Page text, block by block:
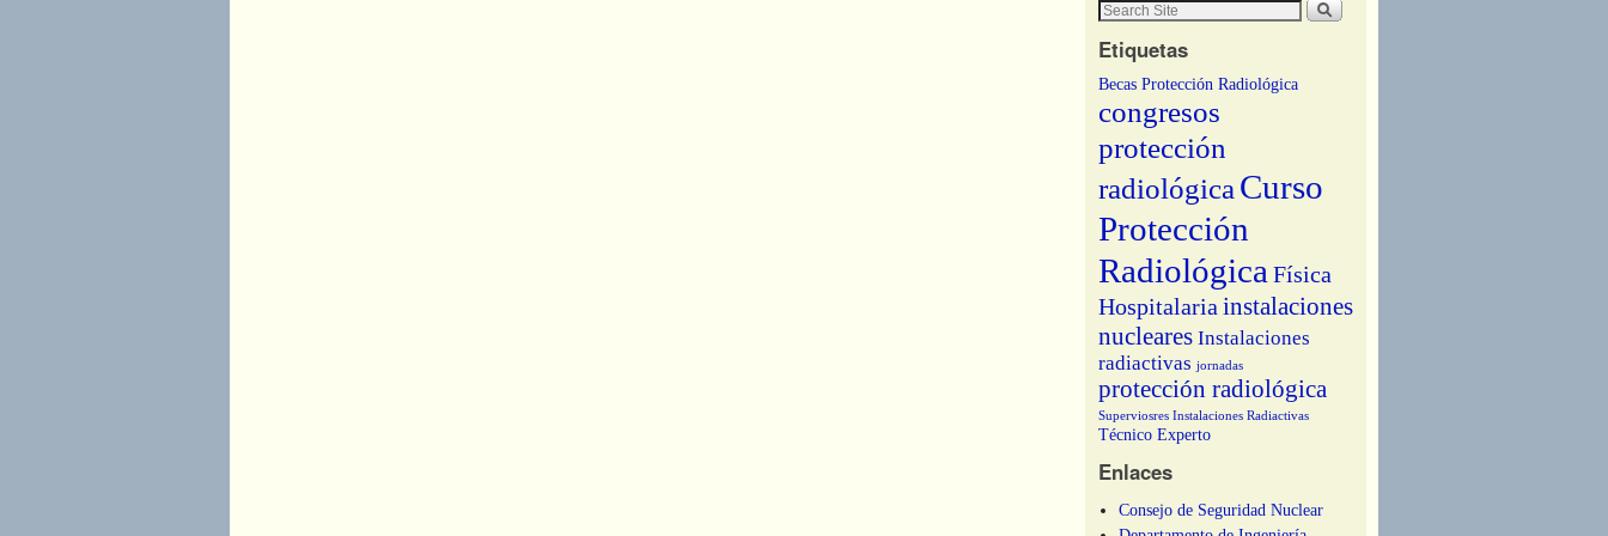
Etiquetas
Becas Protección Radiológica
congresos
protección
radiológica Curso
Protección
Radiológica Física
Hospitalaria instalaciones
nucleares Instalaciones
radiactivas jornadas
protección radiológica
Superviosres Instalaciones Radiactivas
Técnico Experto
Enlaces
Consejo de Seguridad Nuclear